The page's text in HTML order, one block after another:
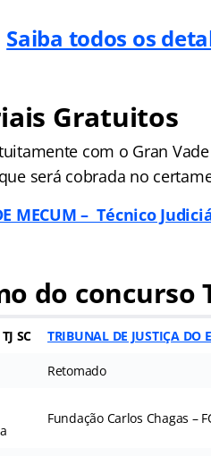
Saiba todos os
Gratuitos
com o Gran
será cobrada no
MECUM – Técnico
do concurso
SC TRIBUNAL DE JUSTIÇA DO
Retomado
Fundação Carlos Chagas –